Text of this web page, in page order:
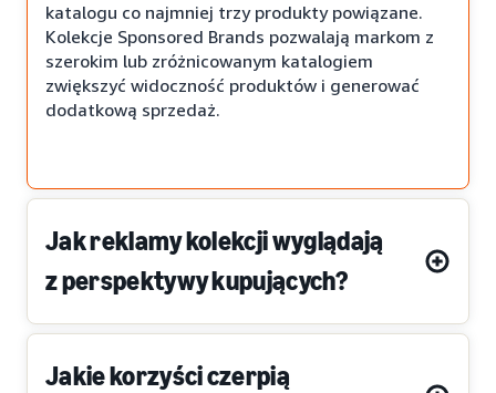
katalogu co najmniej trzy produkty powiązane.
Kolekcje Sponsored Brands pozwalają markom z
szerokim lub zróżnicowanym katalogiem
zwiększyć widoczność produktów i generować
dodatkową sprzedaż.
Jak reklamy kolekcji wyglądają
z perspektywy kupujących?
Jakie korzyści czerpią